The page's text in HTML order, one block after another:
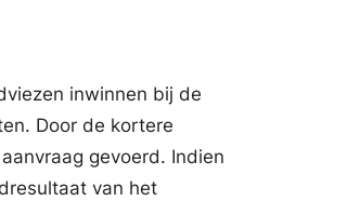
inwinnen bij de
Door de kortere
gevoerd. Indien
van het